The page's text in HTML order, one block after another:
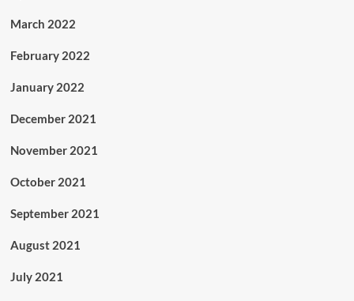
March 2022
February 2022
January 2022
December 2021
November 2021
October 2021
September 2021
August 2021
July 2021